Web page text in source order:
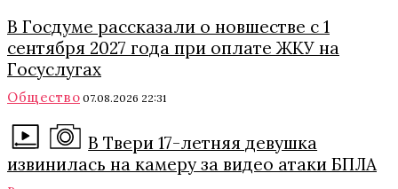
В Госдуме рассказали о новшестве с 1
сентября 2027 года при оплате ЖКУ на
Госуслугах
Общество 07.08.2026 22:31
В Твери 17-летняя девушка
извинилась на камеру за видео атаки БПЛА